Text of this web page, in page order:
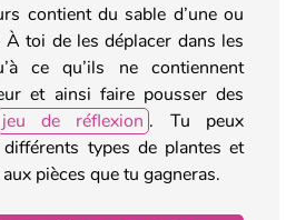
contient du sable d’une ou
toi de les déplacer dans les
ce qu’ils ne contiennent
et ainsi faire pousser des
jeu de réflexion . Tu peux
différents types de plantes et
pièces que tu gagneras.